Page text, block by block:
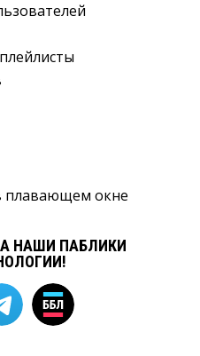
плавающем окне
НАШИ ПАБЛИКИ